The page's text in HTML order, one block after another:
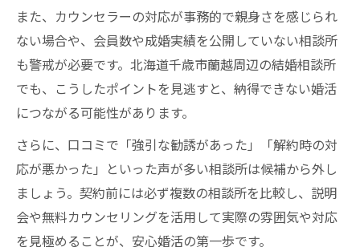
また、カウンセラーの対応が事務的で親身さを感じられ
ない場合や、会員数や成婚実績を公開していない相談所
も警戒が必要です。北海道千歳市蘭越周辺の結婚相談所
でも、こうしたポイントを見逃すと、納得できない婚活
につながる可能性があります。
さらに、口コミで「強引な勧誘があった」「解約時の対
応が悪かった」といった声が多い相談所は候補から外し
ましょう。契約前には必ず複数の相談所を比較し、説明
会や無料カウンセリングを活用して実際の雰囲気や対応
を見極めることが、安心婚活の第一歩です。